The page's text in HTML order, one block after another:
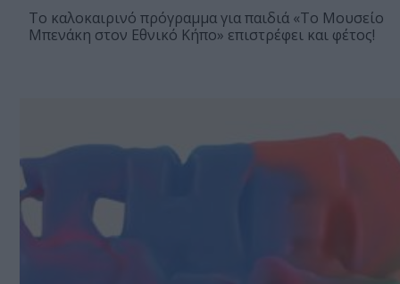
Το καλοκαιρινό πρόγραμμα για παιδιά «Το Μουσείο
Μπενάκη στον Εθνικό Κήπο» επιστρέφει και φέτος!